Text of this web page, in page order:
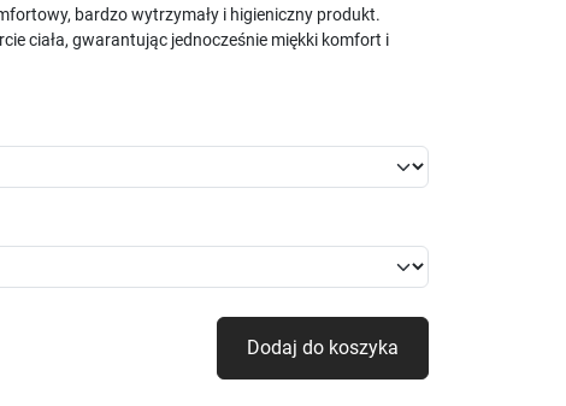
bardzo wytrzymały i higieniczny produkt.
ciała, gwarantując jednocześnie miękki komfort i
Dodaj do koszyka